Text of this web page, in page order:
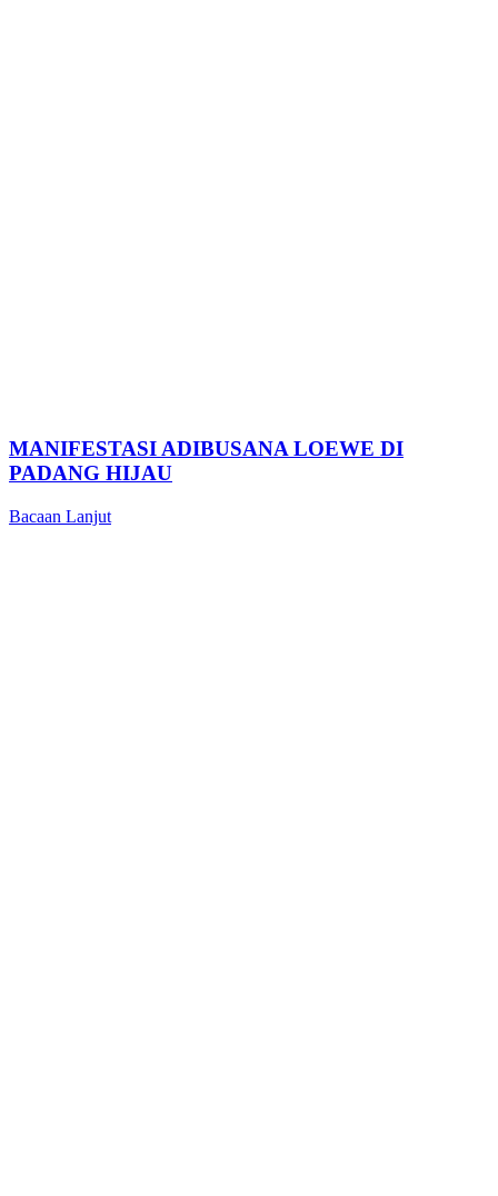
MANIFESTASI ADIBUSANA LOEWE DI
PADANG HIJAU
Bacaan Lanjut